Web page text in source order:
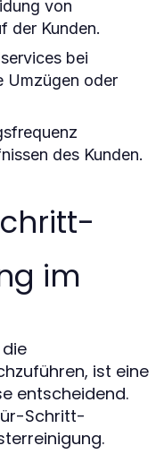
von
der Kunden.
bei
Umzügen oder
des Kunden.
im
ist eine
entscheidend.
Schritt-